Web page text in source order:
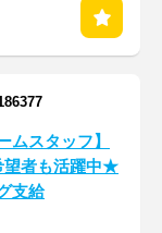
ムスタッフ】
望者も活躍中★
支給